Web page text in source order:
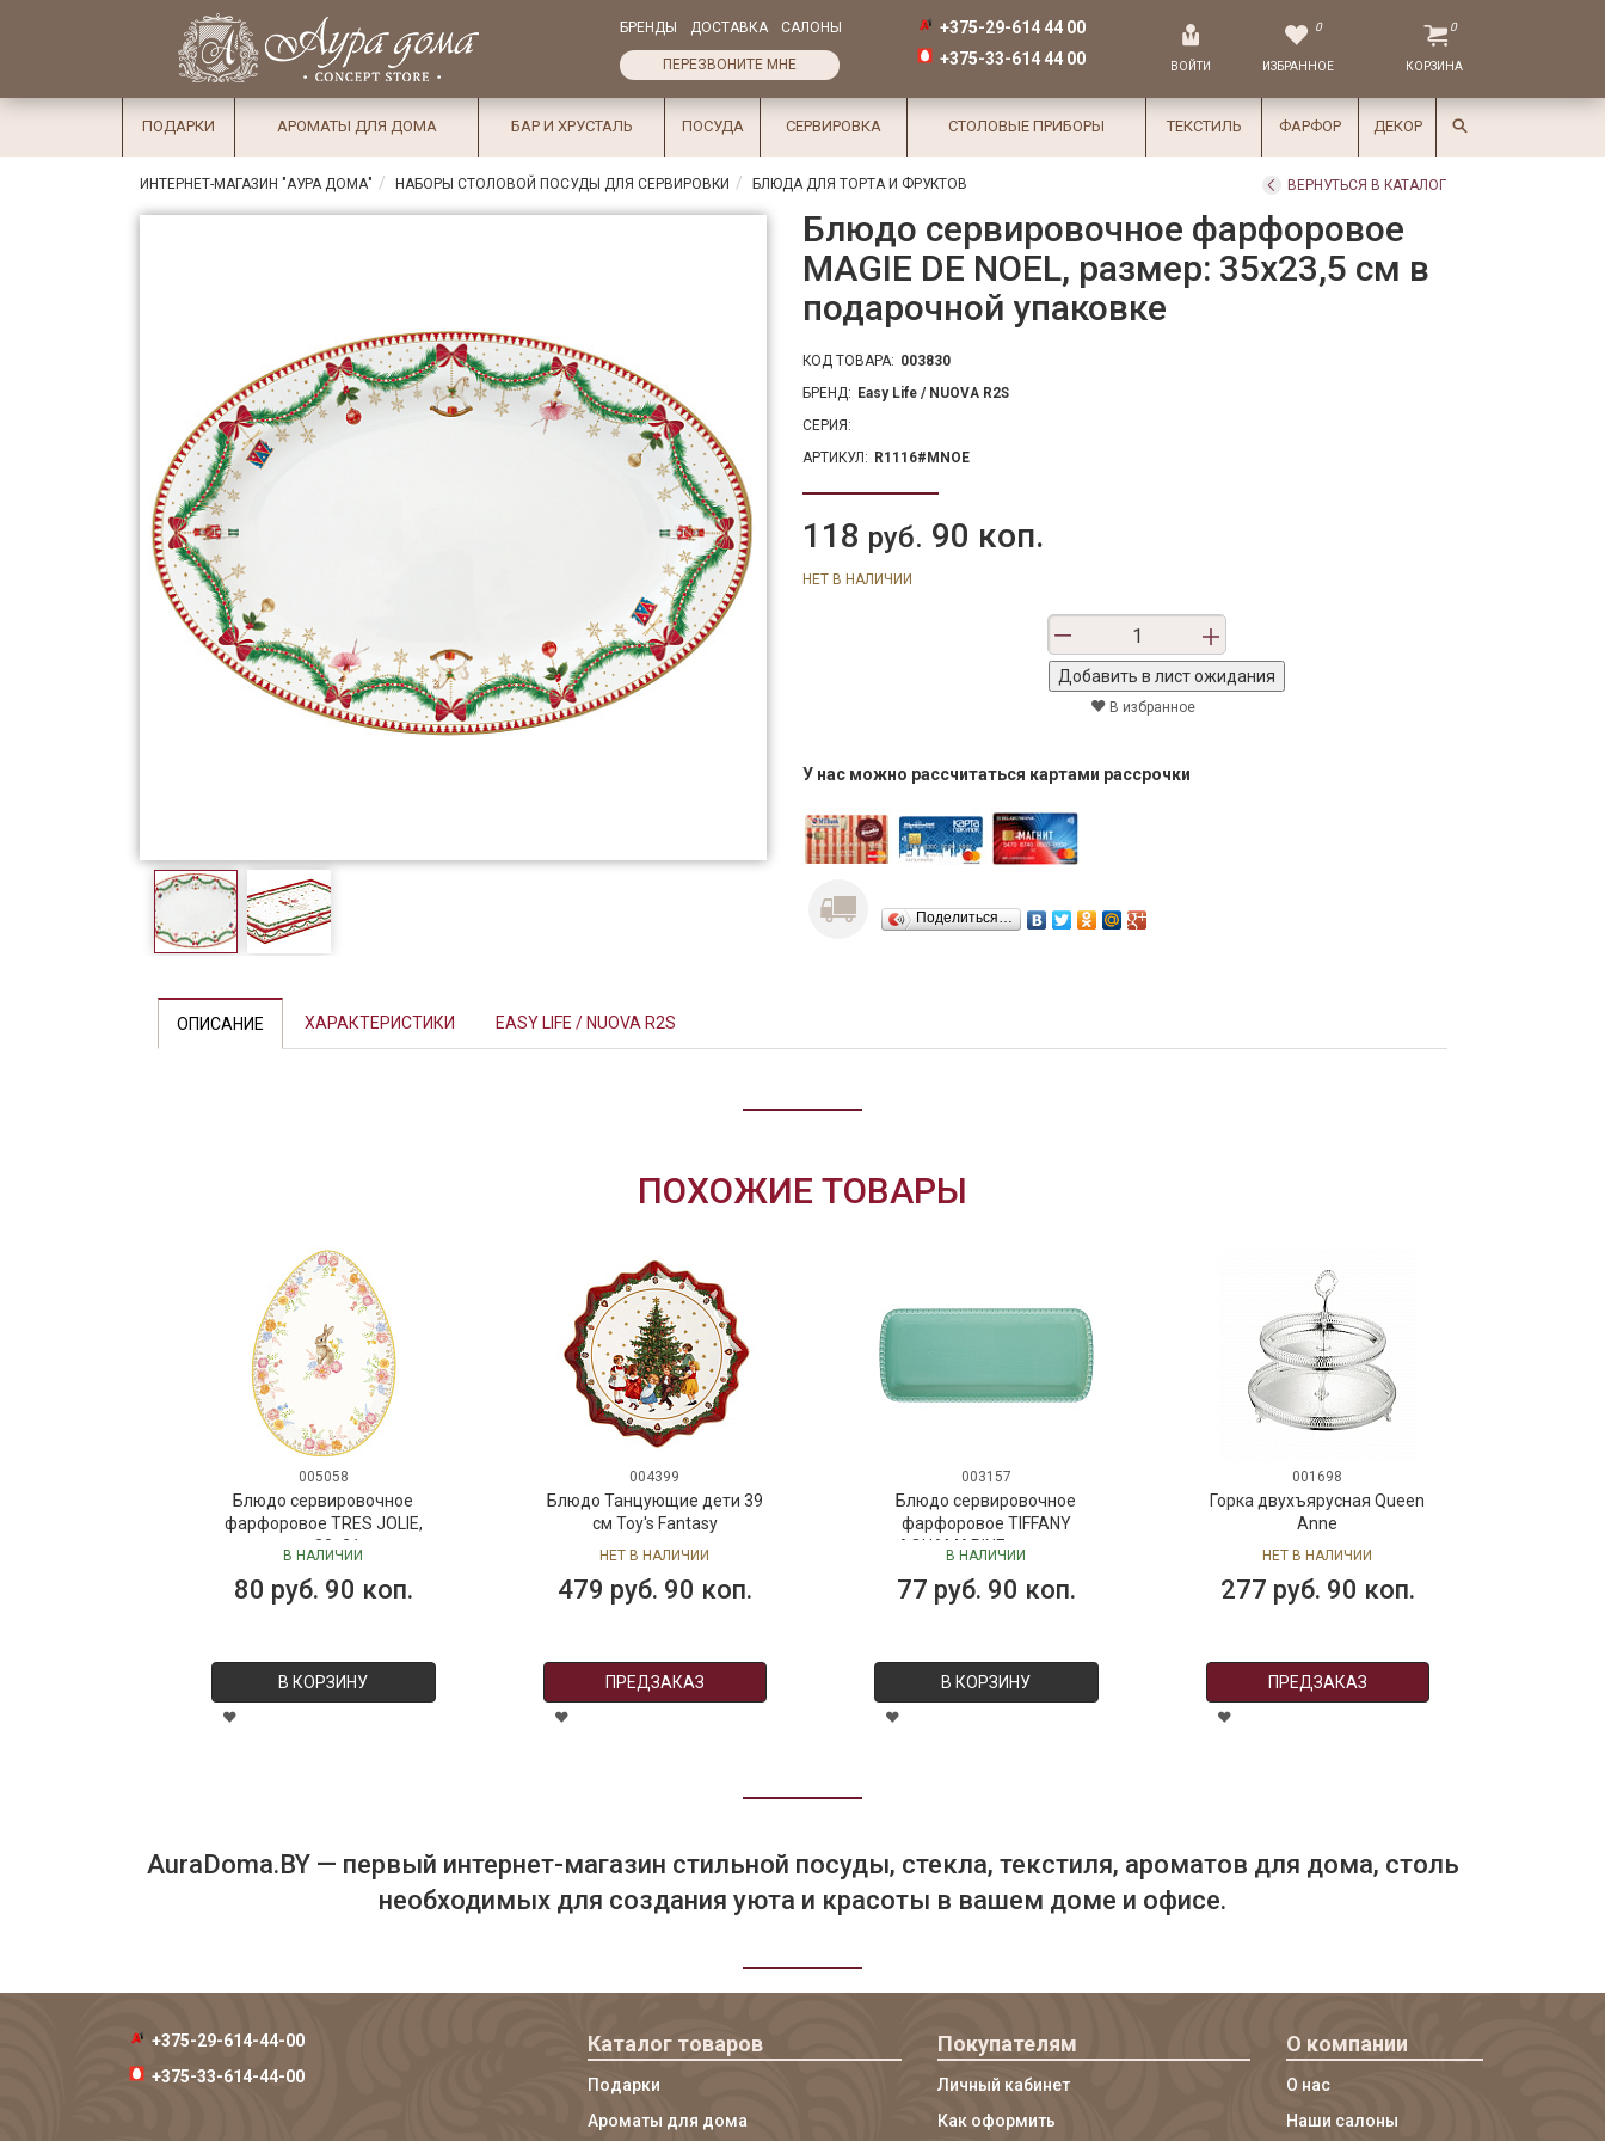
Избранное
×
СалоныДоставка
Оплата
Подарки
Ароматы
для дома
БРЕНДЫ ДОСТАВКА САЛОНЫ
ПЕРЕЗВОНИТЕ МНЕ
+375-29-614 44 00
+375-33-614 44 00
ВОЙТИ
0
ИЗБРАННОЕ
0
КОРЗИНА
ПОДАРКИ АРОМАТЫ ДЛЯ ДОМА БАР И ХРУСТАЛЬ ПОСУДА СЕРВИРОВКА СТОЛОВЫЕ ПРИБОРЫ ТЕКСТИЛЬ ФАРФОР ДЕКОР
ИНТЕРНЕТ-МАГАЗИН "АУРА ДОМА" НАБОРЫ СТОЛОВОЙ ПОСУДЫ ДЛЯ СЕРВИРОВКИ БЛЮДА ДЛЯ ТОРТА И ФРУКТОВ ВЕРНУТЬСЯ В КАТАЛОГ
Блюдо сервировочное фарфоровое
MAGIE DE NOEL, размер: 35x23,5 см в
подарочной упаковке
КОД ТОВАРА: 003830
БРЕНД: Easy Life / NUOVA R2S
СЕРИЯ:
АРТИКУЛ: R1116#MNOE
118 руб. 90 коп.
НЕТ В НАЛИЧИИ
В избранное
У нас можно рассчитаться картами рассрочки
Поделиться…
ОПИСАНИЕ ХАРАКТЕРИСТИКИ EASY LIFE / NUOVA R2S
ПОХОЖИЕ ТОВАРЫ
005058
Блюдо сервировочное
фарфоровое TRES JOLIE,
размер: 30x21 см в
В НАЛИЧИИ
80 руб. 90 коп.
В КОРЗИНУ
004399
Блюдо Танцующие дети 39
см Toy's Fantasy
НЕТ В НАЛИЧИИ
479 руб. 90 коп.
ПРЕДЗАКАЗ
003157
Блюдо сервировочное
фарфоровое TIFFANY
AQUAMARINE, размер:
В НАЛИЧИИ
77 руб. 90 коп.
В КОРЗИНУ
001698
Горка двухъярусная Queen
Anne
НЕТ В НАЛИЧИИ
277 руб. 90 коп.
ПРЕДЗАКАЗ
AuraDoma.BY — первый интернет-магазин стильной посуды, стекла, текстиля, ароматов для дома, столь
необходимых для создания уюта и красоты в вашем доме и офисе.
+375-29-614-44-00
+375-33-614-44-00
Каталог товаров
Подарки
Ароматы для дома
Покупателям
Личный кабинет
Как оформить
О компании
О нас
Наши салоны